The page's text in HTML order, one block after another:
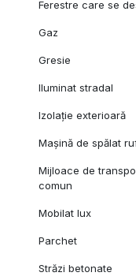
Ferestre care se
Gaz
Gresie
Iluminat stradal
Izolație exterioară
Mașină de spălat
Mijloace de
comun
Mobilat lux
Parchet
Străzi betonate